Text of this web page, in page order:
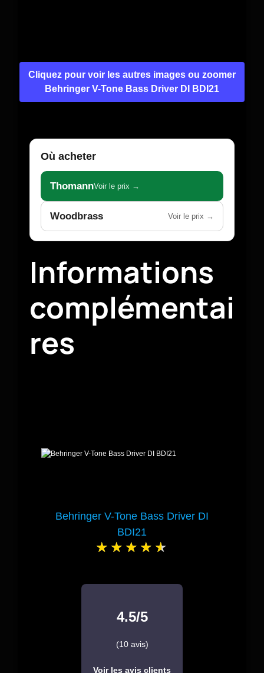
Cliquez pour voir les autres images ou zoomer
Behringer V-Tone Bass Driver DI BDI21
Où acheter
ThomannVoir le prix →
Woodbrass Voir le prix →
Informations
complémentai
res
Behringer V-Tone Bass Driver DI
BDI21
4.5/5
(10 avis)
Voir les avis clients